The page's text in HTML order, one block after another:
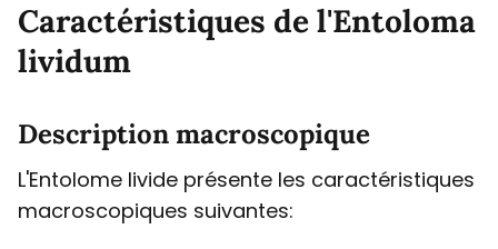
Caractéristiques de l'Entoloma
lividum
Description macroscopique
L'Entolome livide présente les caractéristiques
macroscopiques suivantes: